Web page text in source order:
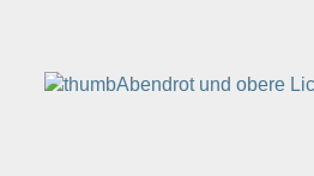
Abendrot und obere